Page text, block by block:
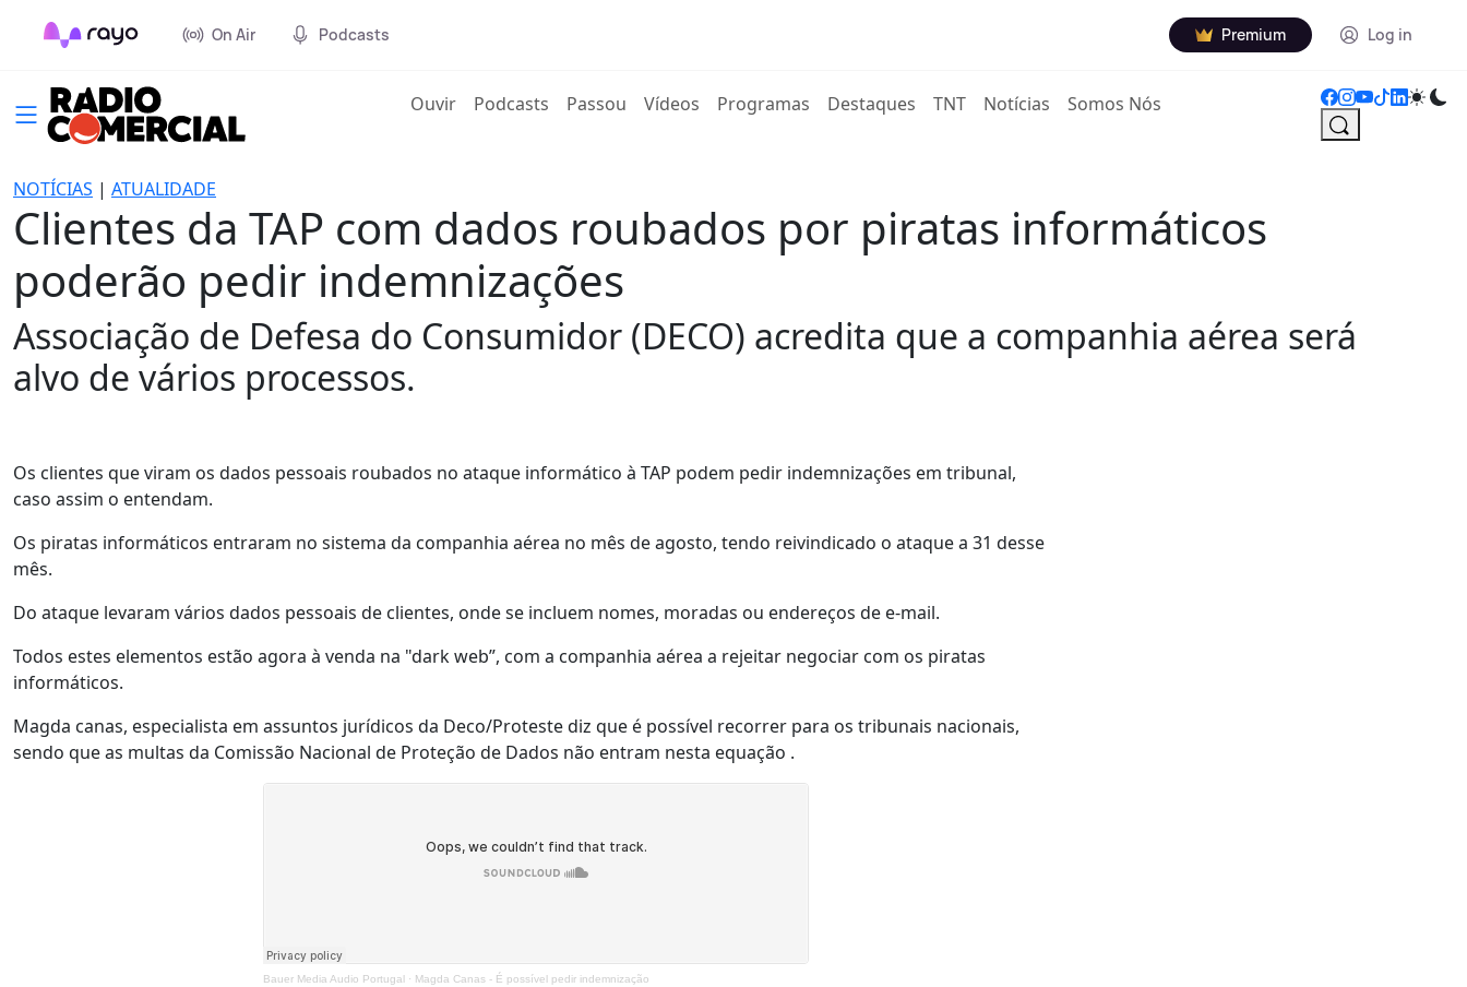
On Air Podcasts Premium Log in
Ouvir(current)
Podcasts Passou Vídeos Programas Destaques TNT Notícias Somos Nós
NOTÍCIAS | ATUALIDADE
Clientes da TAP com dados roubados por piratas informáticos
poderão pedir indemnizações
Associação de Defesa do Consumidor (DECO) acredita que a companhia aérea será
alvo de vários processos.
Os clientes que viram os dados pessoais roubados no ataque informático à TAP podem pedir indemnizações em tribunal,
caso assim o entendam.
Os piratas informáticos entraram no sistema da companhia aérea no mês de agosto, tendo reivindicado o ataque a 31 desse
mês.
Do ataque levaram vários dados pessoais de clientes, onde se incluem nomes, moradas ou endereços de e-mail.
Todos estes elementos estão agora à venda na "dark web”, com a companhia aérea a rejeitar negociar com os piratas
informáticos.
Magda canas, especialista em assuntos jurídicos da Deco/Proteste diz que é possível recorrer para os tribunais nacionais,
sendo que as multas da Comissão Nacional de Proteção de Dados não entram nesta equação .
Bauer Media Audio Portugal· Magda Canas - É possível pedir indemnização